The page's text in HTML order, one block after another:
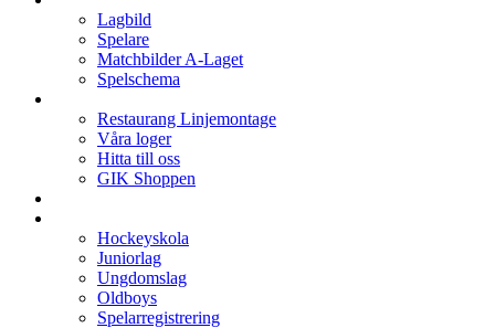
Lagbild
Spelare
Matchbilder A-Laget
Spelschema
Restaurang Linjemontage
Våra loger
Hitta till oss
GIK Shoppen
Hockeyskola
Juniorlag
Ungdomslag
Oldboys
Spelarregistrering